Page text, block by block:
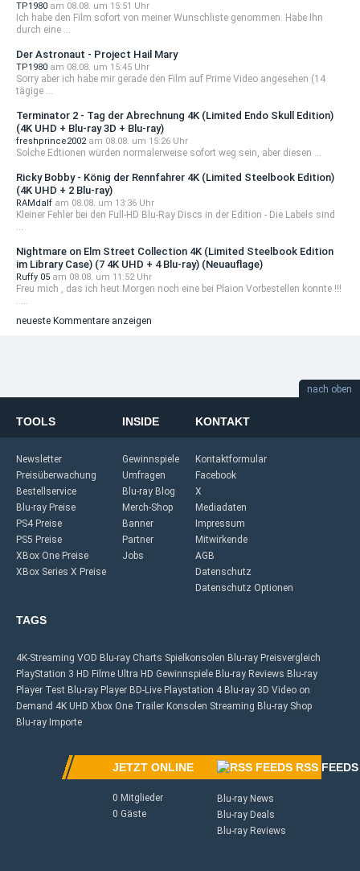
TP1980 am 08.08. um 15:51 Uhr
Ich habe den Film sofort von meiner Wunschliste genommen. Habe Ihn
durch eine ...
Der Astronaut - Project Hail Mary
TP1980 am 08.08. um 15:45 Uhr
Sorry aber ich habe mir gerade den Film auf Prime Video angesehen (14
tägige ...
Terminator 2 - Tag der Abrechnung 4K (Limited Endo Skull Edition)
(4K UHD + Blu-ray 3D + Blu-ray)
freshprince2002 am 08.08. um 15:26 Uhr
Solche Edtionen würden normalerweise sofort weg sein, aber diesen ...
Ricky Bobby - König der Rennfahrer 4K (Limited Steelbook Edition)
(4K UHD + 2 Blu-ray)
RAMdalf am 08.08. um 13:36 Uhr
Kleiner Fehler bei den Full-HD Blu-Ray Discs in der Edition - Die Labels sind
...
Nightmare on Elm Street Collection 4K (Limited Steelbook Edition
im Library Case) (7 4K UHD + 4 Blu-ray) (Neuauflage)
Ruffy 05 am 08.08. um 11:52 Uhr
Freu mich , das ich heut Morgen noch eine bei Plaion Vorbestellen konnte !!!
. ...
neueste Kommentare anzeigen
nach oben
TOOLS
Newsletter
Preisüberwachung
Bestellservice
Blu-ray Preise
PS4 Preise
PS5 Preise
XBox One Preise
XBox Series X Preise
INSIDE
Gewinnspiele
Umfragen
Blu-ray Blog
Merch-Shop
Banner
Partner
Jobs
KONTAKT
Kontaktformular
Facebook
X
Mediadaten
Impressum
Mitwirkende
AGB
Datenschutz
Datenschutz Optionen
TAGS
4K-Streaming VOD Blu-ray Charts Spielkonsolen Blu-ray Preisvergleich
PlayStation 3 HD Filme Ultra HD Gewinnspiele Blu-ray Reviews Blu-ray
Player Test Blu-ray Player BD-Live Playstation 4 Blu-ray 3D Video on
Demand 4K UHD Xbox One Trailer Konsolen Streaming Blu-ray Shop
Blu-ray Importe
JETZT ONLINE
0 Mitglieder
0 Gäste
RSS FEEDS
Blu-ray News
Blu-ray Deals
Blu-ray Reviews